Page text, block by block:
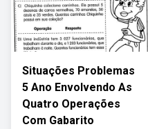
Situações Problemas
5 Ano Envolvendo As
Quatro Operações
Com Gabarito